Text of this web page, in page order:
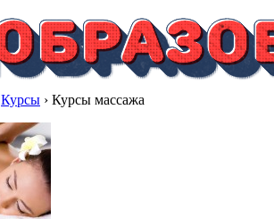
Курсы › Курсы массажа